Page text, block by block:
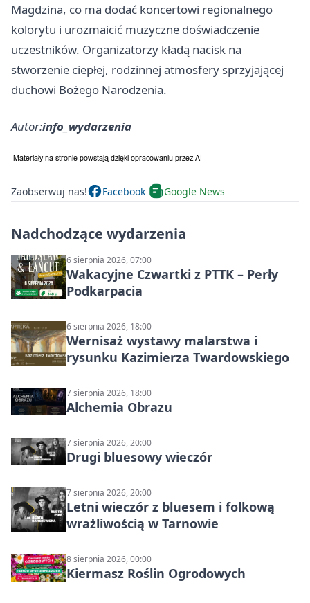
Magdzina, co ma dodać koncertowi regionalnego
kolorytu i urozmaicić muzyczne doświadczenie
uczestników. Organizatorzy kładą nacisk na
stworzenie ciepłej, rodzinnej atmosfery sprzyjającej
duchowi Bożego Narodzenia.
Autor:info_wydarzenia
Zaobserwuj nas! Facebook Google News
Nadchodzące wydarzenia
6 sierpnia 2026, 07:00
Wakacyjne Czwartki z PTTK – Perły
Podkarpacia
6 sierpnia 2026, 18:00
Wernisaż wystawy malarstwa i
rysunku Kazimierza Twardowskiego
7 sierpnia 2026, 18:00
Alchemia Obrazu
7 sierpnia 2026, 20:00
Drugi bluesowy wieczór
7 sierpnia 2026, 20:00
Letni wieczór z bluesem i folkową
wrażliwością w Tarnowie
8 sierpnia 2026, 00:00
Kiermasz Roślin Ogrodowych